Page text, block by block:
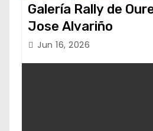
Galería Rally de
Jose Alvariño
Jun 16, 2026